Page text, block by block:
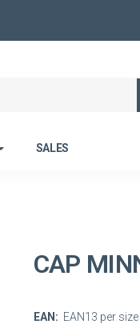
SALES
CAP
EAN: EAN13 per size